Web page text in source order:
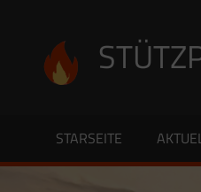
springen
STARSEITE